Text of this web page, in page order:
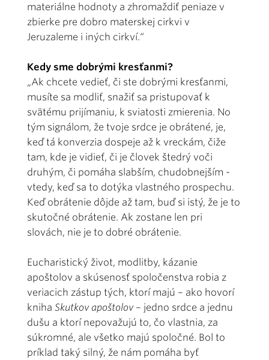
materiálne hodnoty a zhromaždiť peniaze v
zbierke pre dobro materskej cirkvi v
Jeruzaleme i iných cirkví.“
Kedy sme dobrými kresťanmi?
„Ak chcete vedieť, či ste dobrými kresťanmi,
musíte sa modliť, snažiť sa pristupovať k
svätému prijímaniu, k sviatosti zmierenia. No
tým signálom, že tvoje srdce je obrátené, je,
keď tá konverzia dospeje až k vreckám, čiže
tam, kde je vidieť, či je človek štedrý voči
druhým, či pomáha slabším, chudobnejším -
vtedy, keď sa to dotýka vlastného prospechu.
Keď obrátenie dôjde až tam, buď si istý, že je to
skutočné obrátenie. Ak zostane len pri
slovách, nie je to dobré obrátenie.
Eucharistický život, modlitby, kázanie
apoštolov a skúsenosť spoločenstva robia z
veriacich zástup tých, ktorí majú – ako hovorí
kniha Skutkov apoštolov– jedno srdce a jednu
dušu a ktorí nepovažujú to, čo vlastnia, za
súkromné, ale všetko majú spoločné. Bol to
príklad taký silný, že nám pomáha byť